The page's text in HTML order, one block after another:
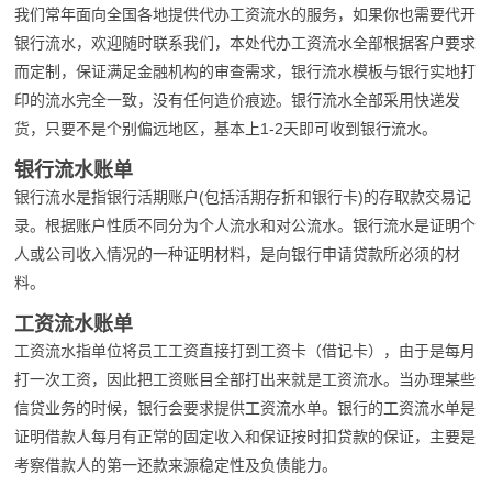
我们常年面向全国各地提供代办工资流水的服务，如果你也需要代开
银行流水，欢迎随时联系我们，本处代办工资流水全部根据客户要求
而定制，保证满足金融机构的审查需求，银行流水模板与银行实地打
印的流水完全一致，没有任何造价痕迹。银行流水全部采用快递发
货，只要不是个别偏远地区，基本上1-2天即可收到银行流水。
银行流水账单
银行流水是指银行活期账户(包括活期存折和银行卡)的存取款交易记
录。根据账户性质不同分为个人流水和对公流水。银行流水是证明个
人或公司收入情况的一种证明材料，是向银行申请贷款所必须的材
料。
工资流水账单
工资流水指单位将员工工资直接打到工资卡（借记卡），由于是每月
打一次工资，因此把工资账目全部打出来就是工资流水。当办理某些
信贷业务的时候，银行会要求提供工资流水单。银行的工资流水单是
证明借款人每月有正常的固定收入和保证按时扣贷款的保证，主要是
考察借款人的第一还款来源稳定性及负债能力。